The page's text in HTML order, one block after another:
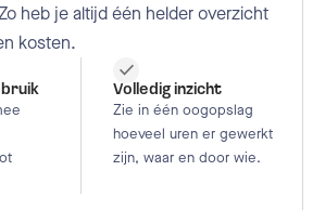
heb je altijd één helder overzicht
kosten.
Volledig inzicht
Zie in één oogopslag
hoeveel uren er gewerkt
zijn, waar en door wie.